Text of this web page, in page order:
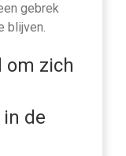
gebrek
blijven.
om zich
de